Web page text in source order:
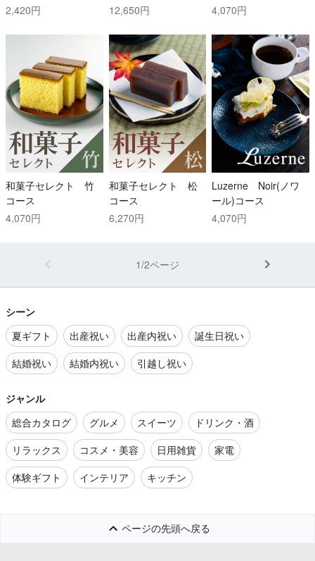
2,420円
12,650円
4,070円
和菓子セレクト 竹
コース
4,070円
和菓子セレクト 松
コース
6,270円
Luzerne Noir(ノワ
ール)コース
4,070円
1/2ページ
シーン
夏ギフト
出産祝い 出産内祝い
誕生日祝い
結婚祝い
結婚内祝い 引越し祝い
ジャンル
総合カタログ
グルメ スイーツ
ドリンク・酒
リラックス
コスメ・美容 日用雑貨
家電
体験ギフト
インテリア キッチン
ページの先頭へ戻る